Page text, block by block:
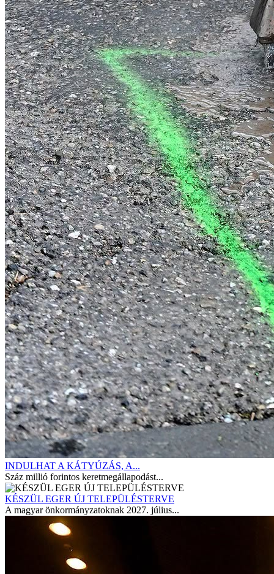
INDULHAT A KÁTYÚZÁS, A...
Száz millió forintos keretmegállapodást...
KÉSZÜL EGER ÚJ TELEPÜLÉSTERVE
A magyar önkormányzatoknak 2027. július...